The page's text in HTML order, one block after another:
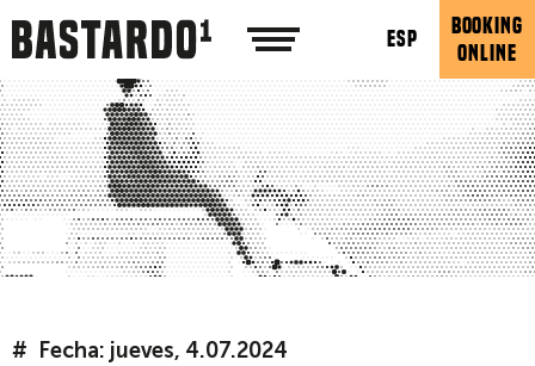
ESP
BOOKING
ONLINE
Fecha: jueves, 4.07.2024